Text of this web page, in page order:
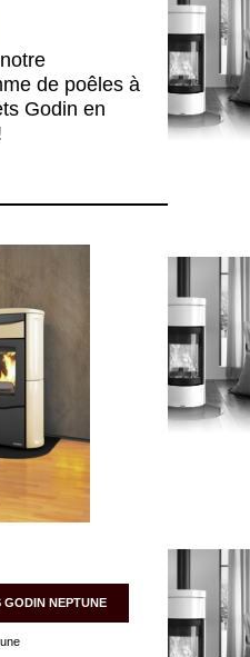
de poêles à
Godin en
GODIN NEPTUNE